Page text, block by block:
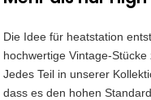
Die Idee für heatstation
hochwertige Vintage-
Jedes Teil in unserer
dass es den hohen